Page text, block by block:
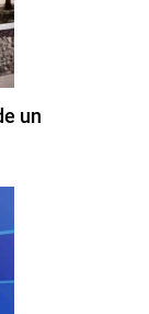
un